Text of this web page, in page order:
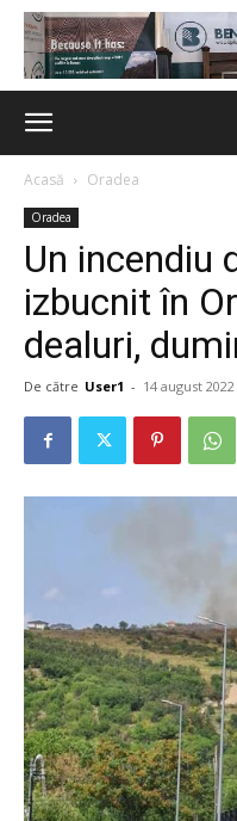
Acasă Oradea
Oradea
Un incendiu
izbucnit în
dealuri,
De către User1 - 14 august 2022